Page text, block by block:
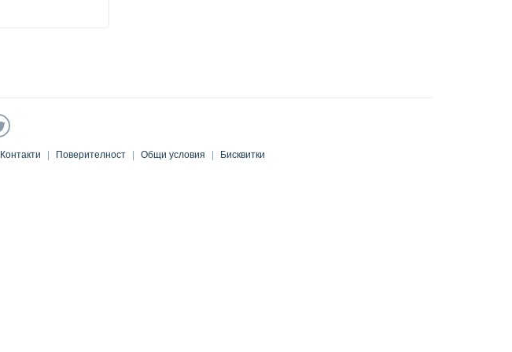
Контакти | Поверителност | Общи условия | Бисквитки